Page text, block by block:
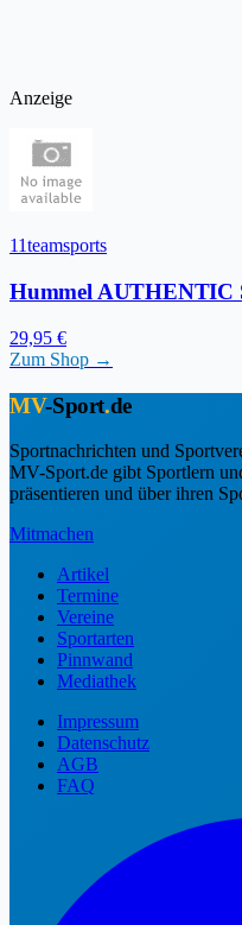
Anzeige
11teamsports
Hummel AUTHENTIC
29,95 €
Zum Shop →
MV-Sport.de
Sportnachrichten und
MV-Sport.de gibt Sportlern
präsentieren und über ihren
Mitmachen
Artikel
Termine
Vereine
Sportarten
Pinnwand
Mediathek
Impressum
Datenschutz
AGB
FAQ